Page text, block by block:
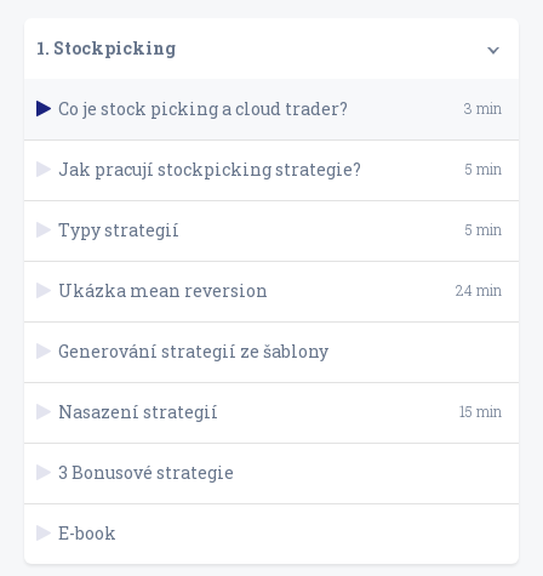
1. Stockpicking
Co je stock picking a cloud trader? 3 min
Jak pracují stockpicking strategie? 5 min
Typy strategií 5 min
Ukázka mean reversion 24 min
Generování strategií ze šablony
Nasazení strategií 15 min
3 Bonusové strategie
E-book